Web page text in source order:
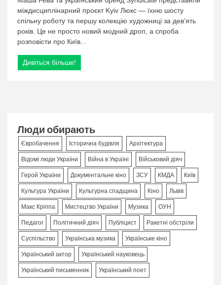
міждисциплінарний проєкт Kyiv Люкс — їхню шосту
спільну роботу та першу колекцію художниці за дев’ять
років. Це не просто новий модний дроп, а спроба
розповісти про Київ...
Дивіться більше!
Люди обирають
Євробачення Історична будівля Архітектура
Відомі люди України Війна в Україні Військовий діяч
Герой України Документальне кіно ЗСУ КМДА Київ
Культура України Культурна спадщина Кіно Львів
Макс Кріппа Мистецтво України Музика ОУН
Педагог Політичний діяч Публіцист Ракетні обстріли
Суспільство Українська музика Українське кіно
Український актор Український науковець
Український письменник Український поет